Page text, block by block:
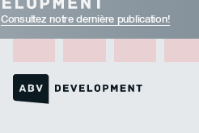
1 2 3
Consultez notre dernière publication!